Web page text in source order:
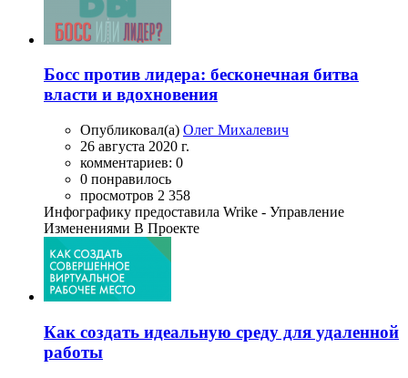
Босс против лидера: бесконечная битва
власти и вдохновения
Опубликовал(а) Олег Михалевич
26 августа 2020 г.
комментариев: 0
0 понравилось
просмотров 2 358
Инфографику предоставила Wrike - Управление
Изменениями В Проекте
Как создать идеальную среду для удаленной
работы